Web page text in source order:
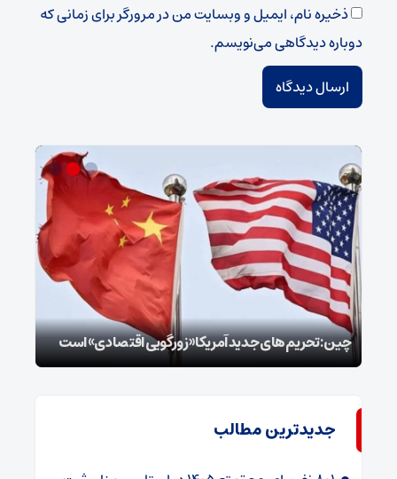
ذخیره نام، ایمیل و وبسایت من در مرورگر برای زمانی که
دوباره دیدگاهی می‌نویسم.
چین: تحریم‌های جدید آمریکا «زورگویی اقتصادی» است
جدیدترین مطالب